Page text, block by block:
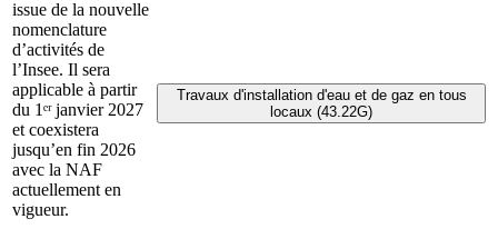
issue de la nouvelle
nomenclature
d’activités de
l’Insee. Il sera
applicable à partir
du 1ᵉʳ janvier 2027
et coexistera
jusqu’en fin 2026
avec la NAF
actuellement en
vigueur.
Travaux d'installation d'eau et de gaz en tous
locaux (43.22G)